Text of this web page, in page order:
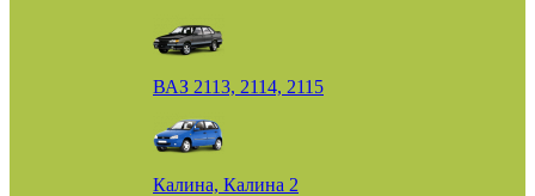
ВАЗ 2113, 2114, 2115
Калина, Калина 2